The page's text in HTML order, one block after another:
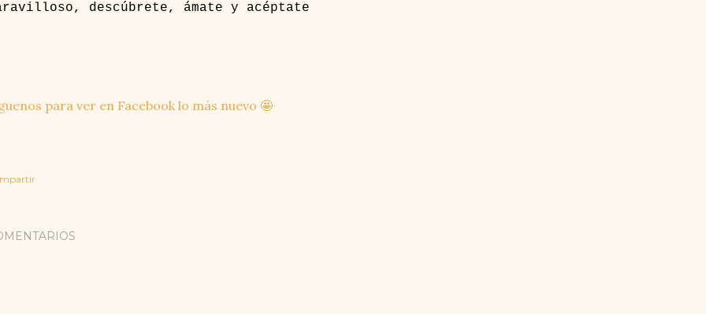
descúbrete, ámate y acéptate
para ver en Facebook lo más nuevo 🤩